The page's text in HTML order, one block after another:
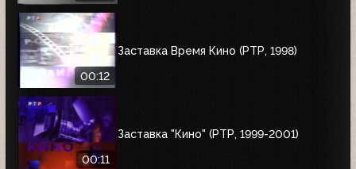
00:12
Заставка Время Кино (РТР, 1998)
00:11
Заставка "Кино" (РТР, 1999-2001)